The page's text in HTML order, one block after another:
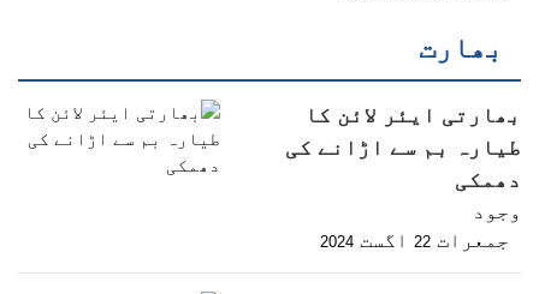
بھارت
بھارتی ایئر لائن کا
طیارہ بم سے اڑانے کی
دھمکی
وجود
جمعرات 22 اگست 2024